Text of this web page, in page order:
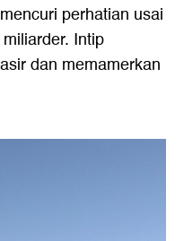
perhatian usai
Intip
dan memamerkan